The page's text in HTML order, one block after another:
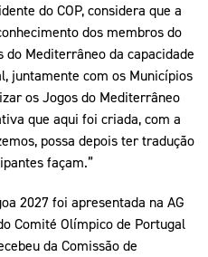
do COP, considera que a
dos membros do
Mediterrâneo da capacidade
juntamente com os Municípios
os Jogos do Mediterrâneo
que aqui foi criada, com a
possa depois ter tradução
façam.”
2027 foi apresentada na AG
Comité Olímpico de Portugal
da Comissão de